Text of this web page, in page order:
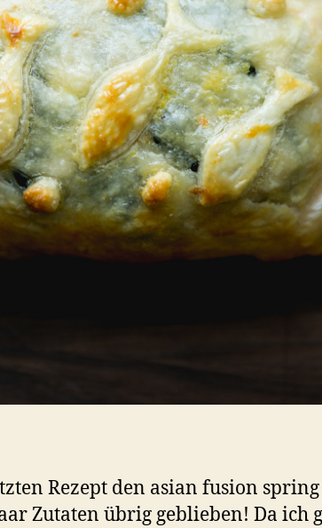
Rezept den asian fusion spring
Zutaten übrig geblieben! Da ich